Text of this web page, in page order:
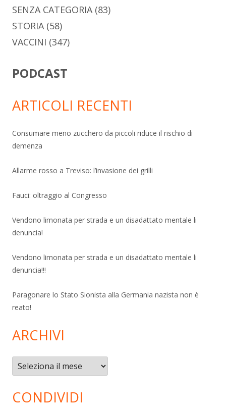
SENZA CATEGORIA (83)
STORIA (58)
VACCINI (347)
PODCAST
ARTICOLI RECENTI
Consumare meno zucchero da piccoli riduce il rischio di
demenza
Allarme rosso a Treviso: l’invasione dei grilli
Fauci: oltraggio al Congresso
Vendono limonata per strada e un disadattato mentale li
denuncia!
Vendono limonata per strada e un disadattato mentale li
denuncia!!!
Paragonare lo Stato Sionista alla Germania nazista non è
reato!
ARCHIVI
Archivi
CONDIVIDI